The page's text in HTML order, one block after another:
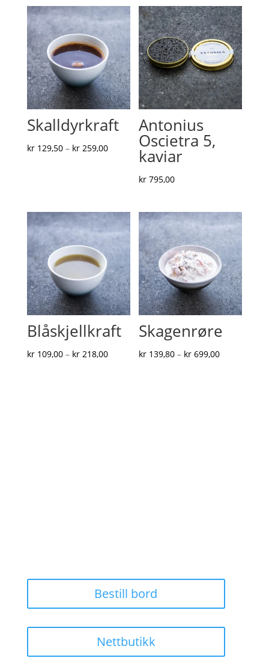
Skalldyrkraft
kr129,50 – kr259,00Prisområde:
kr 129,50
Antonius
Oscietra 5,
kaviar
kr 795,00
Blåskjellkraft
kr109,00 – kr218,00Prisområde:
Skagenrøre
kr 139,80 – kr 699,00Prisområde:
Bestill bord
Nettbutikk